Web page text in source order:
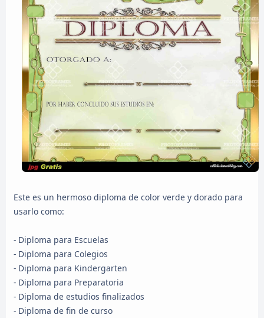
Este es un hermoso diploma de color verde y dorado para
usarlo como:
- Diploma para Escuelas
- Diploma para Colegios
- Diploma para Kindergarten
- Diploma para Preparatoria
- Diploma de estudios finalizados
- Diploma de fin de curso